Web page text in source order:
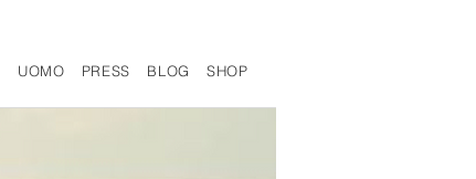
UOMO PRESS BLOG SHOP